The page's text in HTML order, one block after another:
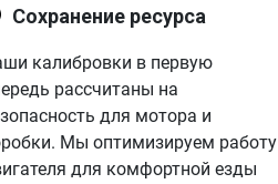
Сохранение ресурса
калибровки в первую
рассчитаны на
для мотора и
Мы оптимизируем работу
для комфортной езды